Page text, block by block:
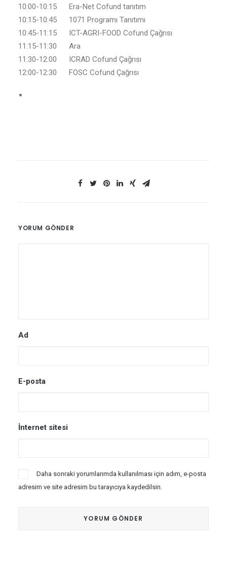
10:00-10:15 Era-Net Cofund tanıtım
10:15-10:45 1071 Programı Tanıtımı
10:45-11:15 ICT-AGRI-FOOD Cofund Çağrısı
11:15-11:30 Ara
11:30-12:00 ICRAD Cofund Çağrısı
12:00-12:30 FOSC Cofund Çağrısı
YORUM GÖNDER
Ad
E-posta
İnternet sitesi
Daha sonraki yorumlarımda kullanılması için adım, e-posta
adresim ve site adresim bu tarayıcıya kaydedilsin.